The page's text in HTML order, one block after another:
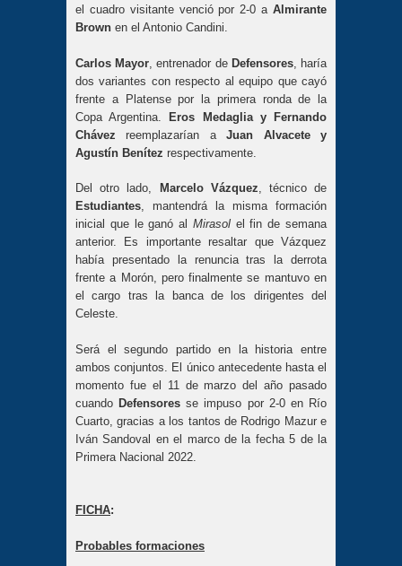
el cuadro visitante venció por 2-0 a Almirante
Brown en el Antonio Candini.
Carlos Mayor , entrenador de Defensores, haría
dos variantes con respecto al equipo que cayó
frente a Platense por la primera ronda de la
Copa Argentina.
Eros Medaglia y Fernando
Chávez reemplazarían aJuan Alvacete y
Agustín Benítez respectivamente.
Del otro lado, Marcelo Vázquez, técnico de
Estudiantes, mantendrá la misma formación
inicial que le ganó al Mirasol el fin de semana
anterior. Es importante resaltar que Vázquez
había presentado la renuncia tras la derrota
frente a Morón, pero finalmente se mantuvo en
el cargo tras la banca de los dirigentes del
Celeste.
Será el segundo partido en la historia entre
ambos conjuntos. El único antecedente hasta el
momento fue el 11 de marzo del año pasado
cuando Defensoresse impuso por 2-0 en Río
Cuarto, gracias a los tantos de Rodrigo Mazur e
Iván Sandoval en el marco de la fecha 5 de la
Primera Nacional 2022.
FICHA:
Probables formaciones